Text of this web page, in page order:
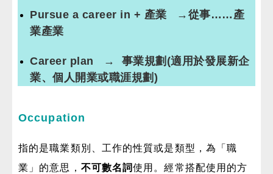
Pursue a career in + 產業 →從事……產
業產業
Career plan → 事業規劃(適用於發展新企
業、個人開業或職涯規劃)
Occupation
指的是職業類別、工作的性質或是類型，為「職
業」的意思， 不可數名詞使用。經常搭配使用的方